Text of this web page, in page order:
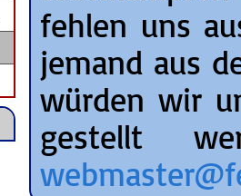
fehlen uns
jemand aus
würden wir
gestellt